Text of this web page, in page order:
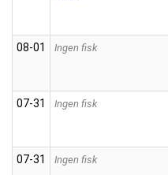
08‑01 Ingen fisk
07‑31 Ingen fisk
07‑31 Ingen fisk